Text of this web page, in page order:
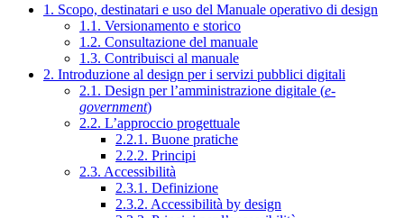
1. Scopo, destinatari e uso del Manuale operativo di design
1.1. Versionamento e storico
1.2. Consultazione del manuale
1.3. Contribuisci al manuale
2. Introduzione al design per i servizi pubblici digitali
2.1. Design per l’amministrazione digitale (e-
government)
2.2. L’approccio progettuale
2.2.1. Buone pratiche
2.2.2. Principi
2.3. Accessibilità
2.3.1. Definizione
2.3.2. Accessibilità by design